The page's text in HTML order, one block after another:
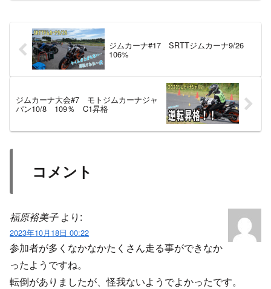
ジムカーナ#17 SRTTジムカーナ9/26
106%
ジムカーナ大会#7 モトジムカーナジャ
パン10/8 109％ C1昇格
コメント
福原裕美子 より:
2023年10月18日 00:22
参加者が多くなかなかたくさん走る事ができなか
ったようですね。
転倒がありましたが、怪我ないようでよかったです。